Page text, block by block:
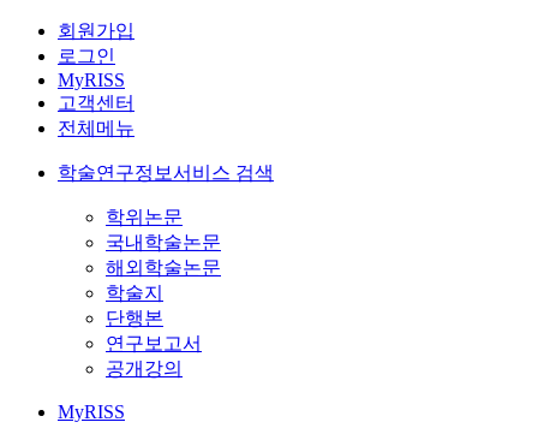
회원가입
로그인
MyRISS
고객센터
전체메뉴
학술연구정보서비스 검색
학위논문
국내학술논문
해외학술논문
학술지
단행본
연구보고서
공개강의
MyRISS